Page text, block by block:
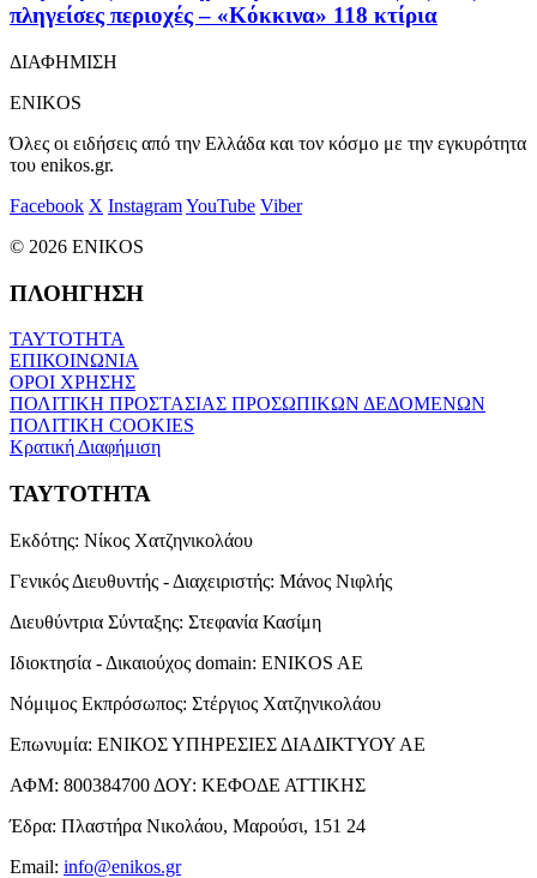
πληγείσες περιοχές – «Κόκκινα» 118 κτίρια
ΔΙΑΦΗΜΙΣΗ
ENIKOS
Όλες οι ειδήσεις από την Ελλάδα και τον κόσμο με την εγκυρότητα
του enikos.gr.
Facebook X InstagramYouTube Viber
© 2026 ENIKOS
ΠΛΟΗΓΗΣΗ
ΤΑΥΤΟΤΗΤΑ
ΕΠΙΚΟΙΝΩΝΙΑ
ΟΡΟΙ ΧΡΗΣΗΣ
ΠΟΛΙΤΙΚΗ ΠΡΟΣΤΑΣΙΑΣ ΠΡΟΣΩΠΙΚΩΝ ΔΕΔΟΜΕΝΩΝ
ΠΟΛΙΤΙΚΗ COOKIES
Κρατική Διαφήμιση
ΤΑΥΤΟΤΗΤΑ
Εκδότης: Νίκος Χατζηνικολάου
Γενικός Διευθυντής - Διαχειριστής: Μάνος Νιφλής
Διευθύντρια Σύνταξης: Στεφανία Κασίμη
Ιδιοκτησία - Δικαιούχος domain: ENIKOS AE
Νόμιμος Εκπρόσωπος: Στέργιος Χατζηνικολάου
Επωνυμία: ΕΝΙΚΟΣ ΥΠΗΡΕΣΙΕΣ ΔΙΑΔΙΚΤΥΟΥ ΑΕ
ΑΦΜ: 800384700 ΔΟΥ: ΚΕΦΟΔΕ ΑΤΤΙΚΗΣ
Έδρα: Πλαστήρα Νικολάου, Μαρούσι, 151 24
Email: info@enikos.gr